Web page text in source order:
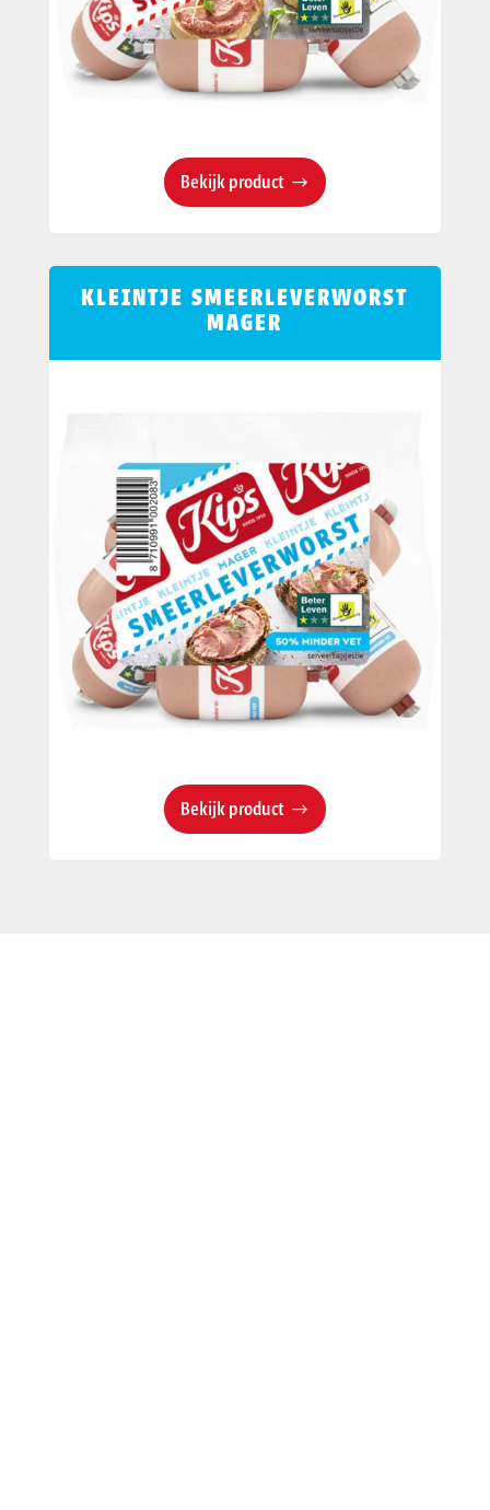
Bekijk product
KLEINTJE SMEERLEVERWORST
MAGER
Bekijk product